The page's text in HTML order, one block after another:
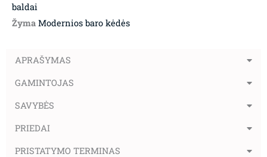
baldai
Žyma Modernios baro kėdės
APRAŠYMAS
GAMINTOJAS
SAVYBĖS
PRIEDAI
PRISTATYMO TERMINAS